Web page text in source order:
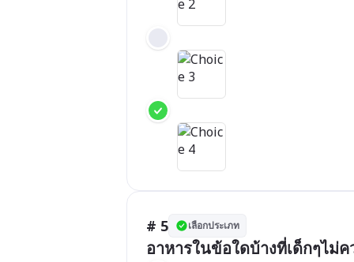
# 5 เลือกประเภท
อาหารในข้อใดบ้างที่เด็กๆไม่